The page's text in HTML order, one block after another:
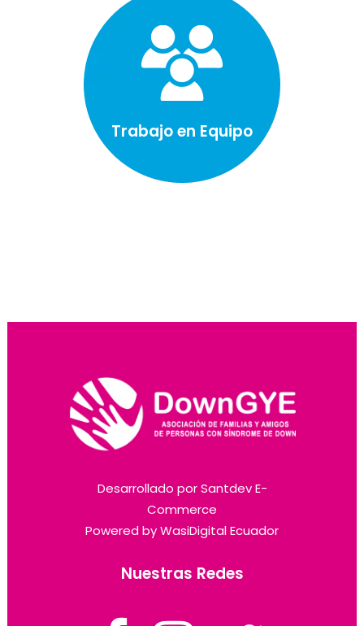
Trabajo en Equipo
Desarrollado porSantdev E-
Commerce
Powered byWasiDigital Ecuador
Nuestras Redes